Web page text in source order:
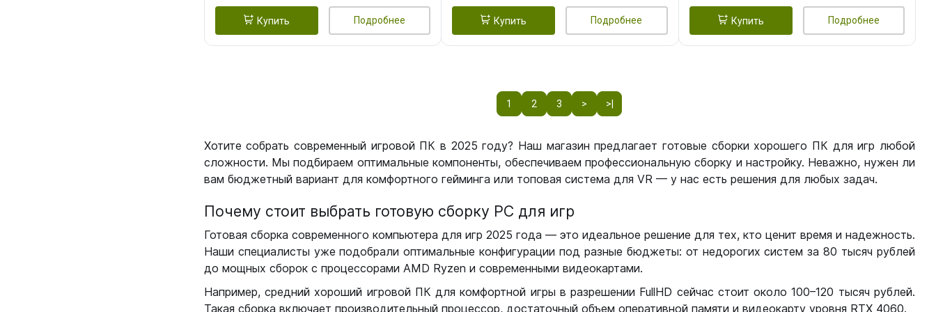
Купить Подробнее Купить Подробнее Купить Подробнее
1 2 3 > >|
Хотите собрать современный игровой ПК в 2025 году? Наш магазин предлагает готовые сборки хорошего ПК для игр любой
сложности. Мы подбираем оптимальные компоненты, обеспечиваем профессиональную сборку и настройку. Неважно, нужен ли
вам бюджетный вариант для комфортного гейминга или топовая система для VR — у нас есть решения для любых задач.
Почему стоит выбрать готовую сборку РС для игр
Готовая сборка современного компьютера для игр 2025 года — это идеальное решение для тех, кто ценит время и надежность.
Наши специалисты уже подобрали оптимальные конфигурации под разные бюджеты: от недорогих систем за 80 тысяч рублей
до мощных сборок с процессорами AMD Ryzen и современными видеокартами.
Например, средний хороший игровой ПК для комфортной игры в разрешении FullHD сейчас стоит около 100–120 тысяч рублей.
Такая сборка включает производительный процессор, достаточный объем оперативной памяти и видеокарту уровня RTX 4060.